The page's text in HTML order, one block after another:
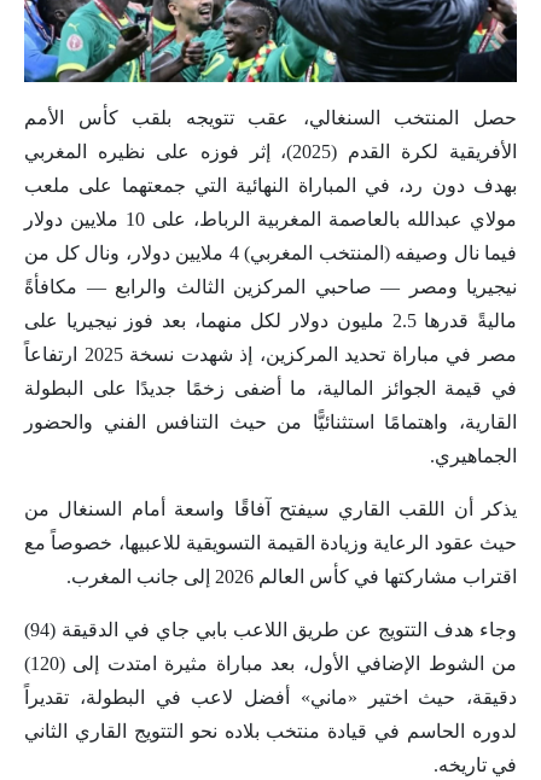
حصل المنتخب السنغالي، عقب تتويجه بلقب كأس الأمم
الأفريقية لكرة القدم (2025)، إثر فوزه على نظيره المغربي
بهدف دون رد، في المباراة النهائية التي جمعتهما على ملعب
مولاي عبدالله بالعاصمة المغربية الرباط، على 10 ملايين دولار
فيما نال وصيفه (المنتخب المغربي) 4 ملايين دولار، ونال كل من
نيجيريا ومصر — صاحبي المركزين الثالث والرابع — مكافأةً
ماليةً قدرها 2.5 مليون دولار لكل منهما، بعد فوز نيجيريا على
مصر في مباراة تحديد المركزين، إذ شهدت نسخة 2025 ارتفاعاً
في قيمة الجوائز المالية، ما أضفى زخمًا جديدًا على البطولة
القارية، واهتمامًا استثنائيًّا من حيث التنافس الفني والحضور
الجماهيري.
يذكر أن اللقب القاري سيفتح آفاقًا واسعة أمام السنغال من
حيث عقود الرعاية وزيادة القيمة التسويقية للاعبيها، خصوصاً مع
اقتراب مشاركتها في كأس العالم 2026 إلى جانب المغرب.
وجاء هدف التتويج عن طريق اللاعب بابي جاي في الدقيقة (94)
من الشوط الإضافي الأول، بعد مباراة مثيرة امتدت إلى (120)
دقيقة، حيث اختير «ماني» أفضل لاعب في البطولة، تقديراً
لدوره الحاسم في قيادة منتخب بلاده نحو التتويج القاري الثاني
في تاريخه.